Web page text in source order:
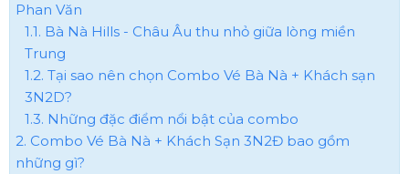
Phan Văn
1.1. Bà Nà Hills - Châu Âu thu nhỏ giữa lòng miền
Trung
1.2. Tại sao nên chọn Combo Vé Bà Nà + Khách sạn
3N2D?
1.3. Những đặc điểm nổi bật của combo
2. Combo Vé Bà Nà + Khách Sạn 3N2Đ bao gồm
những gì?